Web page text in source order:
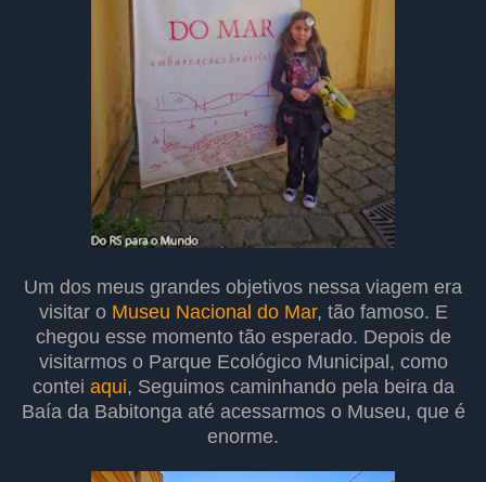
Um dos meus grandes objetivos nessa viagem era
visitar o Museu Nacional do Mar, tão famoso. E
chegou esse momento tão esperado. Depois de
visitarmos o Parque Ecológico Municipal, como
contei aqui, Seguimos caminhando pela beira da
Baía da Babitonga até acessarmos o Museu, que é
enorme.